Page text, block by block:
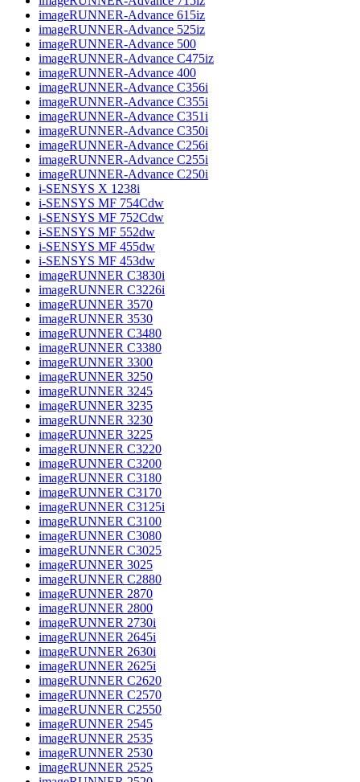
imageRUNNER-Advance 615iz
imageRUNNER-Advance 525iz
imageRUNNER-Advance 500
imageRUNNER-Advance C475iz
imageRUNNER-Advance 400
imageRUNNER-Advance C356i
imageRUNNER-Advance C355i
imageRUNNER-Advance C351i
imageRUNNER-Advance C350i
imageRUNNER-Advance C256i
imageRUNNER-Advance C255i
imageRUNNER-Advance C250i
i-SENSYS X 1238i
i-SENSYS MF 754Cdw
i-SENSYS MF 752Cdw
i-SENSYS MF 552dw
i-SENSYS MF 455dw
i-SENSYS MF 453dw
imageRUNNER C3830i
imageRUNNER C3226i
imageRUNNER 3570
imageRUNNER 3530
imageRUNNER C3480
imageRUNNER C3380
imageRUNNER 3300
imageRUNNER 3250
imageRUNNER 3245
imageRUNNER 3235
imageRUNNER 3230
imageRUNNER 3225
imageRUNNER C3220
imageRUNNER C3200
imageRUNNER C3180
imageRUNNER C3170
imageRUNNER C3125i
imageRUNNER C3100
imageRUNNER C3080
imageRUNNER C3025
imageRUNNER 3025
imageRUNNER C2880
imageRUNNER 2870
imageRUNNER 2800
imageRUNNER 2730i
imageRUNNER 2645i
imageRUNNER 2630i
imageRUNNER 2625i
imageRUNNER C2620
imageRUNNER C2570
imageRUNNER C2550
imageRUNNER 2545
imageRUNNER 2535
imageRUNNER 2530
imageRUNNER 2525